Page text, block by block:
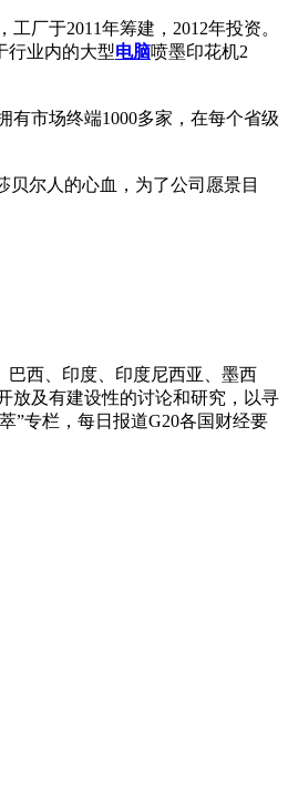
厂于2011年筹建，2012年投资。
行业内的大型电脑喷墨印花机2
市场终端1000多家，在每个省级
尔人的心血，为了公司愿景目
巴西、印度、印度尼西亚、墨西
放及有建设性的讨论和研究，以寻
”专栏，每日报道G20各国财经要